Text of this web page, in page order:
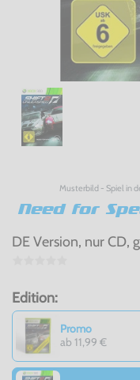
Musterbild - Spiel in
Need for
DE Version, nur CD,
Edition:
Promo
ab 11,99 €